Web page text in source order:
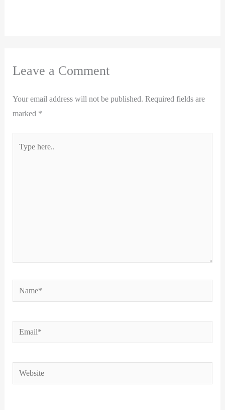
Leave a Comment
Your email address will not be published. Required fields are
marked *
Name*
Email*
Website